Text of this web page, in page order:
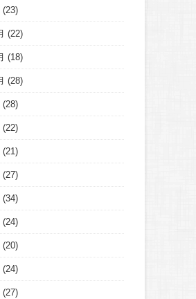
(23)
(22)
(18)
(28)
(28)
(22)
(21)
(27)
(34)
(24)
(20)
(24)
(27)